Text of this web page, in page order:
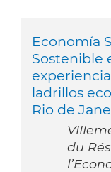
Economía
Sostenible
ladrillos
Rio de
du